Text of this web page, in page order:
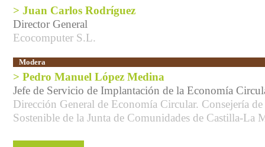
> Juan Carlos Rodríguez
Director General
Ecocomputer S.L.
Modera
> Pedro Manuel López Medina
Jefe de Servicio de Implantación de la Economía
Dirección General de Economía Circular. Consejería
Sostenible de la Junta de Comunidades de Castilla-La